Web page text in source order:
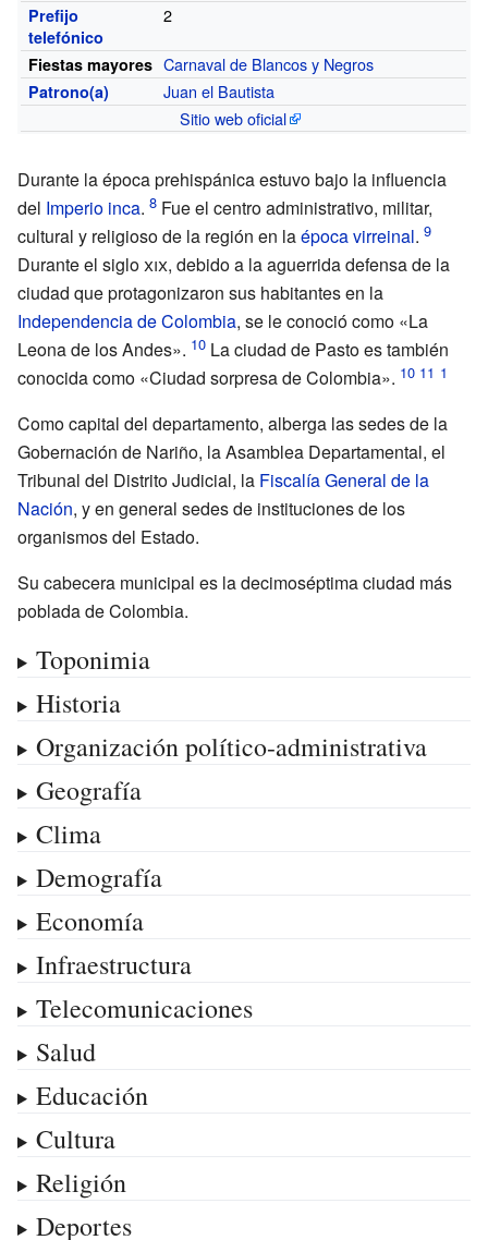
Prefijo
telefónico
2
Fiestas mayores Carnaval de Blancos y Negros
Patrono(a)
Juan el Bautista
Sitio web oficial
Durante la época prehispánica estuvo bajo la influencia
del Imperio inca.
Fue el centro administrativo, militar,
cultural y religioso de la región en laépoca virreinal.
Durante el sigloxix, debido a la aguerrida defensa de la
ciudad que protagonizaron sus habitantes en la
Independencia de Colombia, se le conoció como «La
Leona de los Andes».
La ciudad de Pasto es también
conocida como «Ciudad sorpresa de Colombia».
Como capital del departamento, alberga las sedes de la
Gobernación de Nariño, la Asamblea Departamental, el
Tribunal del Distrito Judicial, la Fiscalía General de la
Nación, y en general sedes de instituciones de los
organismos del Estado.
Su cabecera municipal es la decimoséptima ciudad más
poblada de Colombia.
Toponimia
Historia
Organización político-administrativa
Geografía
Clima
Demografía
Economía
Infraestructura
Telecomunicaciones
Salud
Educación
Cultura
Religión
Deportes